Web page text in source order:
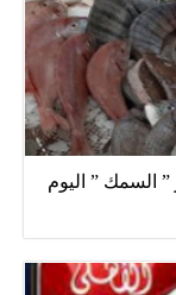
” السمك ” اليوم